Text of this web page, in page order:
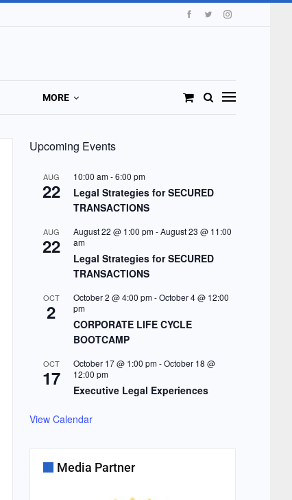
MORE
Upcoming Events
AUG
22
10:00 am-6:00 pm
Legal Strategies for SECURED
TRANSACTIONS
AUG
22
August 22 @ 1:00 pm-August 23 @ 11:00
am
Legal Strategies for SECURED
TRANSACTIONS
OCT
2
October 2 @ 4:00 pm-October 4 @ 12:00
pm
CORPORATE LIFE CYCLE
BOOTCAMP
OCT
17
October 17 @ 1:00 pm-October 18 @
12:00 pm
Executive Legal Experiences
View Calendar
Media Partner